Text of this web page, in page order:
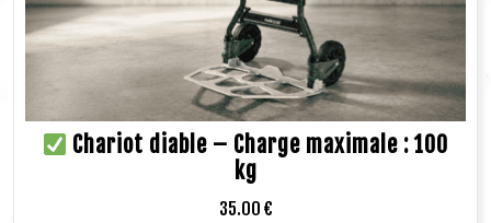
Chariot diable – Charge maximale : 100
kg
35.00 €